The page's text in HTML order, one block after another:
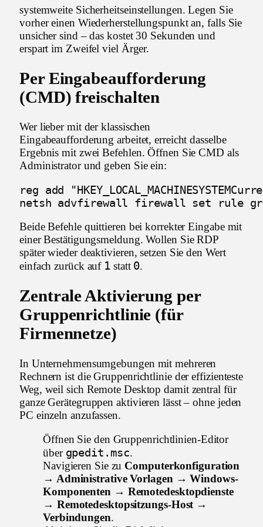
systemweite Sicherheitseinstellungen. Legen Sie
vorher einen Wiederherstellungspunkt an, falls Sie
unsicher sind – das kostet 30 Sekunden und
erspart im Zweifel viel Ärger.
Per Eingabeaufforderung
(CMD) freischalten
Wer lieber mit der klassischen
Eingabeaufforderung arbeitet, erreicht dasselbe
Ergebnis mit zwei Befehlen. Öffnen Sie CMD als
Administrator und geben Sie ein:
reg add
netsh advfirewall firewall set rule
Beide Befehle quittieren bei korrekter Eingabe mit
einer Bestätigungsmeldung. Wollen Sie RDP
später wieder deaktivieren, setzen Sie den Wert
einfach zurück auf 1 statt 0.
Zentrale Aktivierung per
Gruppenrichtlinie (für
Firmennetze)
In Unternehmensumgebungen mit mehreren
Rechnern ist die Gruppenrichtlinie der effizienteste
Weg, weil sich Remote Desktop damit zentral für
ganze Gerätegruppen aktivieren lässt – ohne jeden
PC einzeln anzufassen.
Öffnen Sie den Gruppenrichtlinien-Editor
über gpedit.msc.
Navigieren Sie zu Computerkonfiguration
→ Administrative Vorlagen → Windows-
Komponenten → Remotedesktopdienste
→ Remotedesktopsitzungs-Host →
Verbindungen.